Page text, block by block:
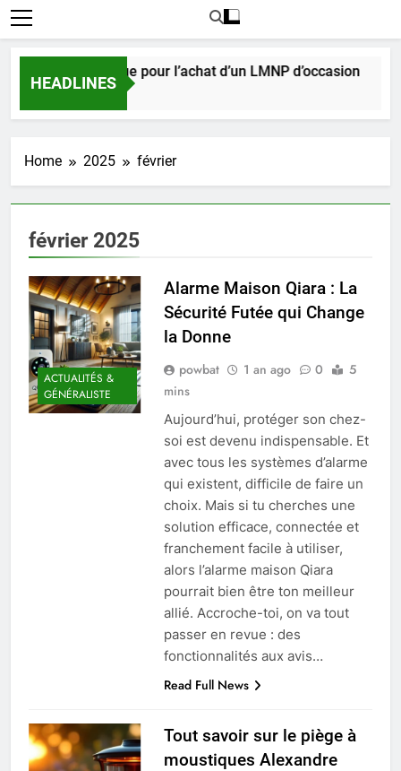
HEADLINES
Guide pratique pour l’achat d’un LMNP d’occasion
3 Semaines Ago
Home 2025 février
février 2025
ACTUALITÉS &
GÉNÉRALISTE
Alarme Maison Qiara : La
Sécurité Futée qui Change
la Donne
powbat 1 an ago 0
5
mins
Aujourd’hui, protéger son chez-
soi est devenu indispensable. Et
avec tous les systèmes d’alarme
qui existent, difficile de faire un
choix. Mais si tu cherches une
solution efficace, connectée et
franchement facile à utiliser,
alors l’alarme maison Qiara
pourrait bien être ton meilleur
allié. Accroche-toi, on va tout
passer en revue : des
fonctionnalités aux avis…
Read Full News
Tout savoir sur le piège à
moustiques Alexandre